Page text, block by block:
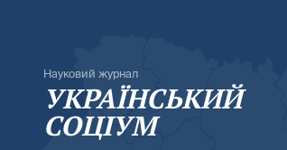
Науковий журнал
УКРАЇНСЬКИЙ
СОЦІУМ